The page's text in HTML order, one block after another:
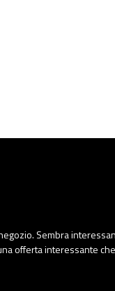
Sembra
offerta interessante